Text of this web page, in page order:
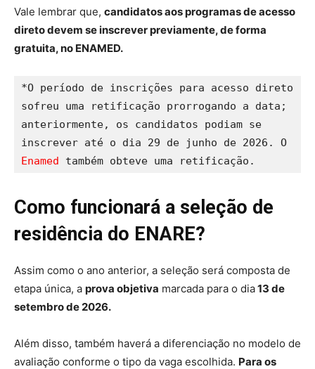
Vale lembrar que, candidatos aos programas de acesso
direto devem se inscrever previamente, de forma
gratuita, no ENAMED.
*O período de inscrições para acesso direto
sofreu uma retificação prorrogando a data;
anteriormente, os candidatos podiam se
Enamed também obteve uma retificação.
Como funcionará a seleção de
residência do ENARE?
Assim como o ano anterior, a seleção será composta de
etapa única, a prova objetiva marcada para o dia13 de
setembro de 2026.
Além disso, também haverá a diferenciação no modelo de
avaliação conforme o tipo da vaga escolhida. Para os